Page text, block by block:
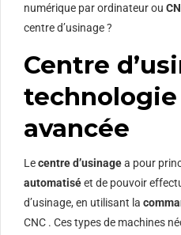
numérique par ordinateur ou
centre d’usinage ?
Centre
avancée
Lecentre d’usinagea pour
automatiséet de pouvoir
d’usinage, en utilisant la
CNC . Ces types de machines